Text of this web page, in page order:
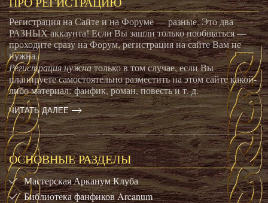
Регистрация на Сайте и на Форуме — разные. Это два
РАЗНЫХ аккаунта! Если Вы зашли только пообщаться —
проходите сразу на Форум, регистрация на сайте Вам не
нужна.
Регистрация нужнатолько в том случае, если Вы
планируете самостоятельно разместить на этом сайте какой-
либо материал: фанфик, роман, повесть и т. д.
ЧИТАТЬ ДАЛЕЕ
ОСНОВНЫЕ РАЗДЕЛЫ
Мастерская Арканум Клуба
Библиотека фанфиков Arcanum